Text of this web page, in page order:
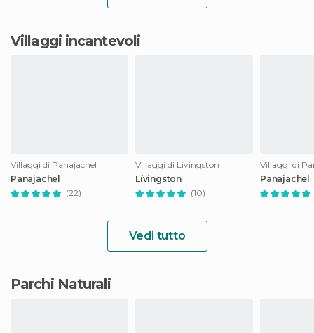
Villaggi incantevoli
Villaggi di Panajachel
Panajachel
(22)
Villaggi di Livingston
Lívingston
(10)
Villaggi di
Panajachel
Vedi tutto
Parchi Naturali